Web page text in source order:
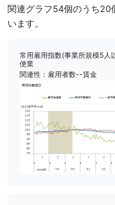
関連グラフ54個のうち20
います。
常用雇用指数(事業所規模5人
便業
関連性：雇用者数--賃金